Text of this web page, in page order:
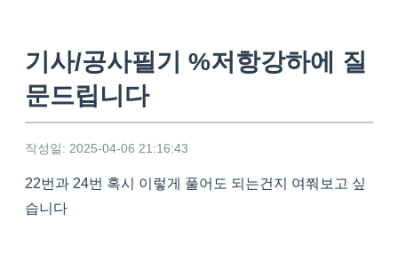
기사/공사필기 %저항강하에 질
문드립니다
작성일: 2025-04-06 21:16:43
22번과 24번 혹시 이렇게 풀어도 되는건지 여쭤보고 싶
습니다